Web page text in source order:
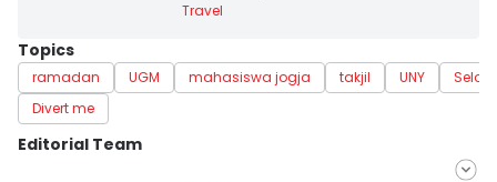
Travel
Topics
ramadan UGM mahasiswa jogja takjil UNY
Divert me
Editorial Team